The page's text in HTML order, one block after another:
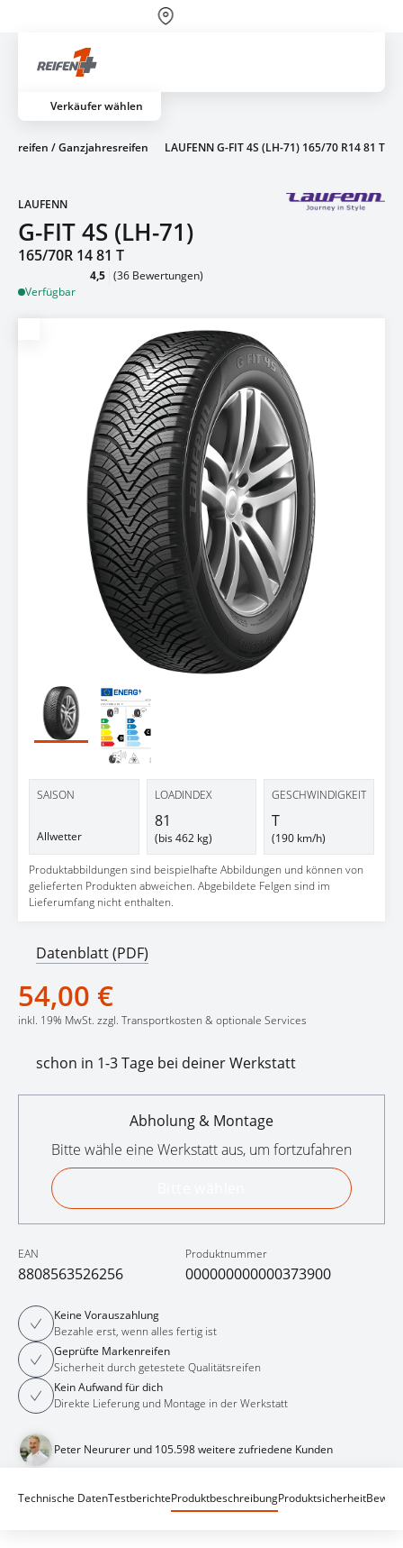
Über 700 Partnerwerkstätten
Verkäufer wählen
/ Ganzjahresreifen LAUFENN G-FIT 4S (LH-71) 165/70 R14 81 T
LAUFENN
G-FIT 4S (LH-71)
165/70R 14 81 T
4,5 (36 Bewertungen)
Verfügbar
SAISON
Allwetter
LOADINDEX
81
(bis 462 kg)
GESCHWINDIGKEIT
T
(190 km/h)
Produktabbildungen sind beispielhafte Abbildungen und können von
gelieferten Produkten abweichen. Abgebildete Felgen sind im
Lieferumfang nicht enthalten.
Datenblatt (PDF)
54,00 €
inkl. 19% MwSt. zzgl. Transportkosten & optionale Services
schon in 1-3 Tage bei deiner Werkstatt
Abholung & Montage
Bitte wähle eine Werkstatt aus, um fortzufahren
EAN
8808563526256
Produktnummer
000000000000373900
Keine Vorauszahlung
Bezahle erst, wenn alles fertig ist
Geprüfte Markenreifen
Sicherheit durch getestete Qualitätsreifen
Kein Aufwand für dich
Direkte Lieferung und Montage in der Werkstatt
Peter Neururer und 105.598 weitere zufriedene Kunden
Technische DatenTestberichteProduktbeschreibungProduktsicherheit